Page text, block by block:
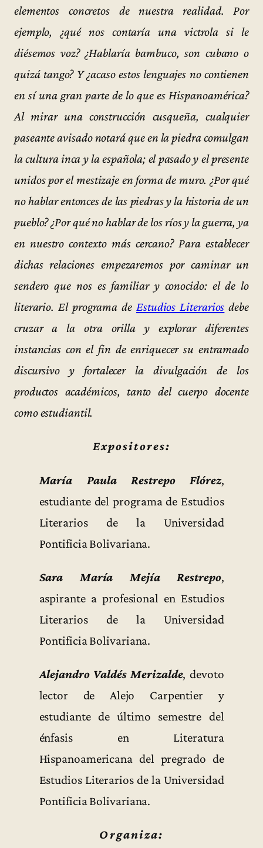
elementos concretos de nuestra realidad. Por
ejemplo, ¿qué nos contaría una victrola si le
diésemos voz? ¿Hablaría bambuco, son cubano o
quizá tango? Y ¿acaso estos lenguajes no contienen
en sí una gran parte de lo que es Hispanoamérica?
Al mirar una construcción cusqueña, cualquier
paseante avisado notará que en la piedra comulgan
la cultura inca y la española; el pasado y el presente
unidos por el mestizaje en forma de muro. ¿Por qué
no hablar entonces de las piedras y la historia de un
pueblo? ¿Por qué no hablar de los ríos y la guerra, ya
en nuestro contexto más cercano? Para establecer
dichas relaciones empezaremos por caminar un
sendero que nos es familiar y conocido: el de lo
literario. El programa deEstudios Literarios debe
cruzar a la otra orilla y explorar diferentes
instancias con el fin de enriquecer su entramado
discursivo y fortalecer la divulgación de los
productos académicos, tanto del cuerpo docente
como estudiantil.
Expositores:
María Paula Restrepo Flórez,
estudiante del programa de Estudios
Literarios de la Universidad
Pontificia Bolivariana.
Sara María Mejía Restrepo,
aspirante a profesional en Estudios
Literarios de la Universidad
Pontificia Bolivariana.
Alejandro Valdés Merizalde, devoto
lector de Alejo Carpentier y
estudiante de último semestre del
énfasis en Literatura
Hispanoamericana del pregrado de
Estudios Literarios de la Universidad
Pontificia Bolivariana.
Organiza: